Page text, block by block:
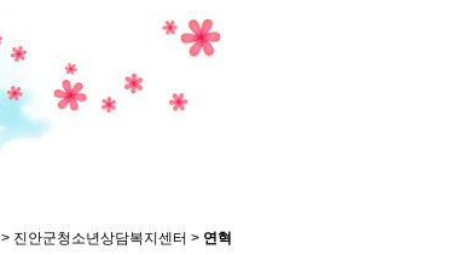
> 진안군청소년상담복지센터 > 연혁